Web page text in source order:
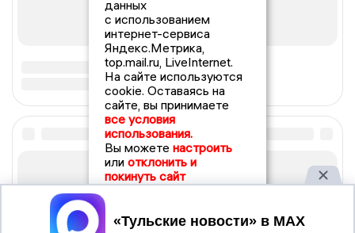
данных
с использованием
интернет-сервиса
Яндекс.Метрика,
top.mail.ru, LiveInternet.
На сайте используются
cookie. Оставаясь на
сайте, вы принимаете
все условия
использования.
Вы можете настроить
или отклонить и
покинуть сайт
Принять